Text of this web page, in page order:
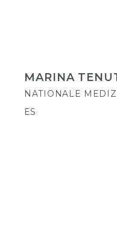
MARINA
NATIONALE
ES